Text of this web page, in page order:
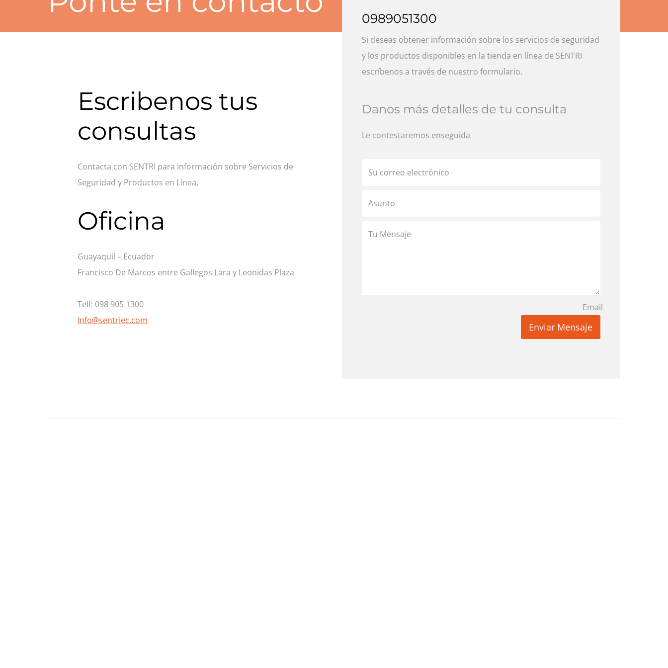
Escribenos tus
consultas
Contacta con SENTRI para Información sobre Servicios de
Seguridad y Productos en Línea.
Oficina
Guayaquil – Ecuador
Francisco De Marcos entre Gallegos Lara y Leonidas Plaza
Telf: 098 905 1300
Info@sentriec.com
0989051300
Si deseas obtener información sobre los servicios de seguridad
y los productos disponibles en la tienda en línea de SENTRI
escríbenos a través de nuestro formulario.
Danos más detalles de tu consulta
Le contestaremos enseguida
Email
Enviar Mensaje